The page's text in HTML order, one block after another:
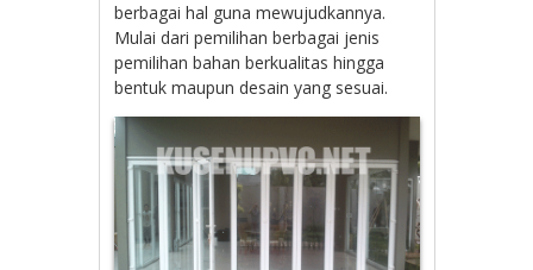
berbagai hal guna mewujudkannya.
Mulai dari pemilihan berbagai jenis
pemilihan bahan berkualitas hingga
bentuk maupun desain yang sesuai.